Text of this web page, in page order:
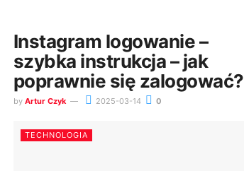
Instagram logowanie –
szybka instrukcja – jak
poprawnie się zalogować?
by Artur Czyk 2025-03-14 0
TECHNOLOGIA